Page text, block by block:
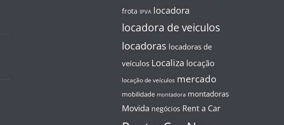
frota IPVA locadora
locadora de veiculos
locadoras locadoras de
veículos Localiza locação
locação de veículos mercado
mobilidade montadora montadoras
Movida negócios Rent a Car